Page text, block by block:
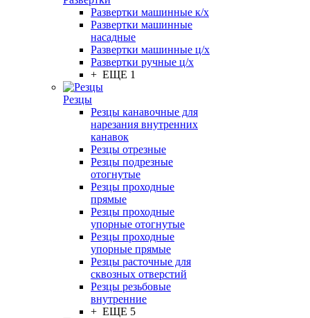
Развертки машинные к/х
Развертки машинные
насадные
Развертки машинные ц/х
Развертки ручные ц/х
+ ЕЩЕ 1
Резцы
Резцы канавочные для
нарезания внутренних
канавок
Резцы отрезные
Резцы подрезные
отогнутые
Резцы проходные
прямые
Резцы проходные
упорные отогнутые
Резцы проходные
упорные прямые
Резцы расточные для
сквозных отверстий
Резцы резьбовые
внутренние
+ ЕЩЕ 5